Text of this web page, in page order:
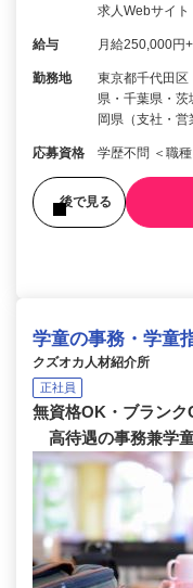
求人Webサイ
給与 月給250,000円
勤務地
東京都千代田区
県・千葉県・
岡県（支社・営
応募資格 学歴不問 ＜職
後で見る
学童の事務・学童
クズオカ人材紹介所
正社員
無資格OK・ブラン
高待遇の事務兼学